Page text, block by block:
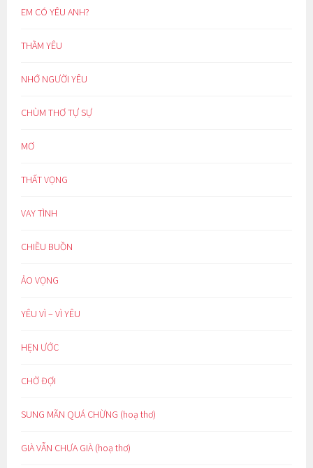
EM CÓ YÊU ANH?
THẦM YÊU
NHỚ NGƯỜI YÊU
CHÙM THƠ TỰ SỰ
MƠ
THẤT VỌNG
VAY TÌNH
CHIỀU BUỒN
ẢO VỌNG
YÊU VÌ – VÌ YÊU
HẸN ƯỚC
CHỜ ĐỢI
SUNG MÃN QUÁ CHỪNG (hoạ thơ)
GIÀ VẪN CHƯA GIÀ (hoạ thơ)